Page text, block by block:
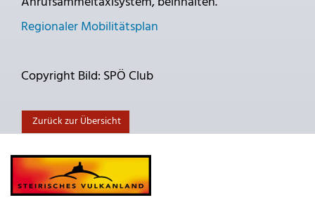
Regionaler Mobilitätsplan
Copyright Bild: SPÖ Club
Zurück zur Übersicht